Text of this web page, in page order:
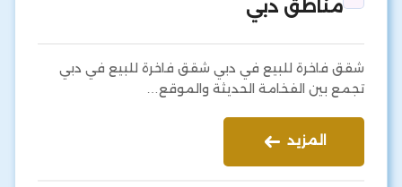
مناطق دبي
شقق فاخرة للبيع في دبي شقق فاخرة للبيع في دبي
تجمع بين الفخامة الحديثة والموقع…
المزيد